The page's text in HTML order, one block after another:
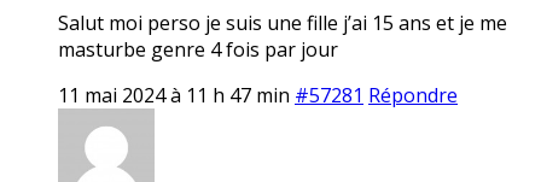
Salut moi perso je suis une fille j’ai 15 ans et je me
masturbe genre 4 fois par jour
11 mai 2024 à 11 h 47 min #57281 Répondre